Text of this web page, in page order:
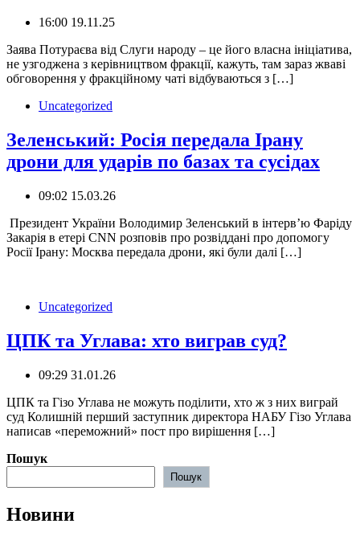
16:00 19.11.25
Заява Потураєва від Слуги народу – це його власна ініціатива,
не узгоджена з керівництвом фракції, кажуть, там зараз жваві
обговорення у фракційному чаті відбуваються з […]
Uncategorized
Зеленський: Росія передала Ірану
дрони для ударів по базах та сусідах
09:02 15.03.26
️ Президент України Володимир Зеленський в інтерв’ю Фаріду
Закарія в етері CNN розповів про розвіддані про допомогу
Росії Ірану: Москва передала дрони, які були далі […]
Uncategorized
ЦПК та Углава: хто виграв суд?
09:29 31.01.26
️ЦПК та Гізо Углава не можуть поділити, хто ж з них виграй
суд Колишній перший заступник директора НАБУ Гізо Углава
написав «переможний» пост про вирішення […]
Пошук
Пошук
Новини